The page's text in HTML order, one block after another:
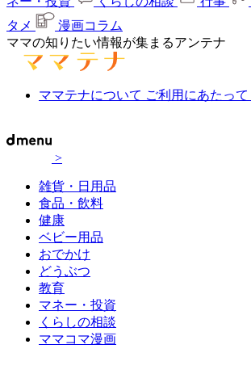
タメ
漫画コラム
ママの知りたい情報が集まるアンテナ
ママテナについて ご利用にあたって
>
雑貨・日用品
食品・飲料
健康
ベビー用品
おでかけ
どうぶつ
教育
マネー・投資
くらしの相談
ママコマ漫画